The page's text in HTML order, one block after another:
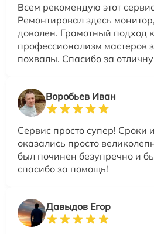
Всем рекомендую этот
Ремонтировал здесь
доволен. Грамотный подход
профессионализм мастеров
похвалы. Спасибо за
Воробьев Иван
Сервис просто супер! Сроки
оказались просто
был починен безупречно и
спасибо за помощь!
Давыдов Егор